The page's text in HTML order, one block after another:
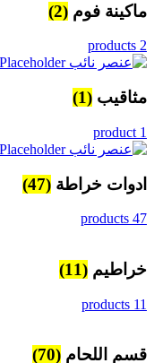
ماكينة فوم (2)
2 products
مثاقيب (1)
1 product
ادوات خراطة (47)
47 products
خراطيم (11)
11 products
قسم اللحام (70)